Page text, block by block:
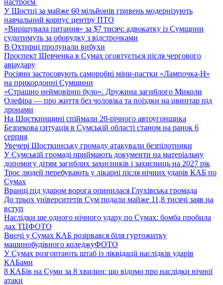
настроєм
У Шостці за майже 60 мільйонів гривень модернізують
навчальний корпус центру ПТО
«Вирішувала питання» за $7 тисяч: адвокатку із Сумщини
судитимуть за оборудку з відстрочками
В Охтирці пролунали вибухи
Проспект Шевченка в Сумах оговтується після чергового
авіаудару
Росіяни застосовують саморобні міни-пастки «Лампочка-Н»
на прикордонні Сумщини
«Страшно неймовірно було». Дружина загиблого Миколи
Олефіра — про життя без чоловіка та поїздки на цвинтар під
дронами
На Шосткинщині спіймали 20-річного автоугонщика
Безпекова ситуація в Сумській області станом на ранок 6
серпня
Увечері Шосткинську громаду атакували безпілотники
У Сумській громаді приймають документи на матеріальну
допомогу дітям загиблих захисників і захисниць на 2027 рік
Троє людей перебувають у лікарні після нічних ударів КАБ по
Сумах
Вранці під ударом ворога опинилася Глухівська громада
До трьох університетів Сум подали майже 11,8 тисячі заяв на
вступ
Наслідки ще одного нічного удару по Сумах: бомба пробила
дах ТЦФОТО
Вночі у Сумах КАБ розірвався біля гуртожитку
машинобудівного коледжуФОТО
У Сумах розгортають штаб із ліквідації наслідків ударів
КАБами
8 КАБів на Суми за 8 хвилин: що відомо про наслідки нічної
атаки